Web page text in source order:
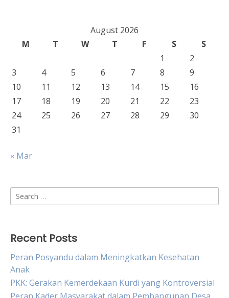
August 2026
M
T W T F S
S
1
2
3
4 5 6 7 8
9
10
11 12 13 14 15
16
17
18 19 20 21 22
23
24
25 26 27 28 29
30
31
« Mar
Search
for:
Recent Posts
Peran Posyandu dalam Meningkatkan Kesehatan
Anak
PKK: Gerakan Kemerdekaan Kurdi yang Kontroversial